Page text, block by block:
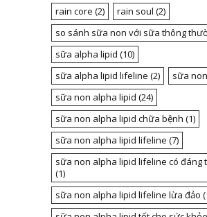
rain core (2) rain soul (2)
so sánh sữa non với sữa thông
sữa alpha lipid (10)
sữa alpha lipid lifeline (2) sữa non
sữa non alpha lipid (24)
sữa non alpha lipid chữa bệnh (1)
sữa non alpha lipid lifeline (7)
sữa non alpha lipid lifeline có đáng
(1)
sữa non alpha lipid lifeline lừa đảo